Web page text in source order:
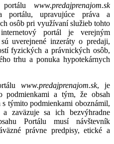
portálu www.predajprenajom.sk
portálu, upravujúce práva a
osôb pri využívaní služieb tohto
portál je verejným
uverejnené inzeráty o predaji,
fyzických a právnických osôb,
trhu a ponuka hypotekárnych
www.predajprenajom.sk, je
a tým, že obsah
týmito podmienkami oboznámil,
zaväzuje sa ich bezvýhradne
Portálu musí návštevník
právne predpisy, etické a